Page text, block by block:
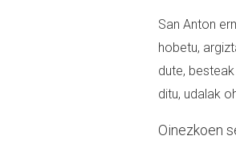
San Anton
hobetu,
dute,
ditu, udalak
Oinezkoen